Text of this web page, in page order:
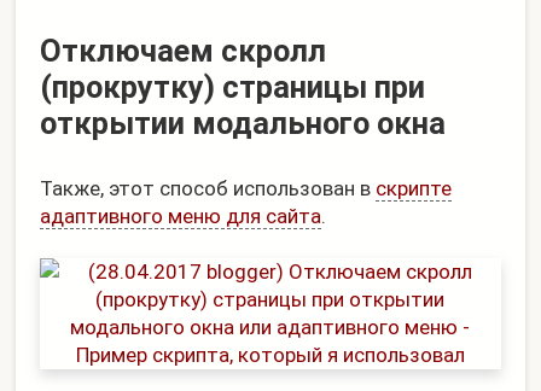
Отключаем скролл
(прокрутку) страницы при
открытии модального окна
Также, этот способ использован в скрипте
адаптивного меню для сайта.